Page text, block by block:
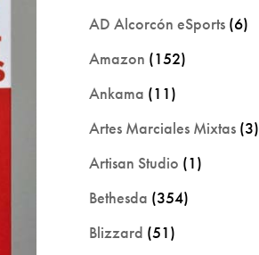
AD Alcorcón eSports (6)
Amazon (152)
Ankama (11)
Artes Marciales Mixtas (3)
Artisan Studio (1)
Bethesda (354)
Blizzard (51)